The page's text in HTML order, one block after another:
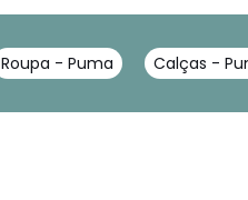
Roupa - Puma Calças -